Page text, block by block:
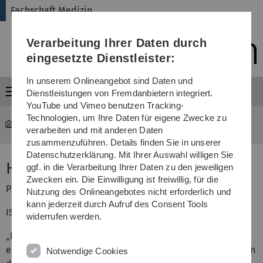
Direkt
Direkt
Direkt
(Sprache,
Drucken,
Media)
Direkt
Direkt
Fachschaft Medizin
Menü
...
Hautmann: Urologie
Preis: 34,95 €
ISBN-10: 3642011586
„Der Hautmann“ vom gleichnamigen, inzwischen
emeritierten, Ulmer Urologie Prof. erschien im Jahr 2010 in
Verarbeitung Ihrer Daten durch
eingesetzte Dienstleister:
In unserem Onlineangebot sind Daten und
Dienstleistungen von Fremdanbietern integriert.
YouTube und Vimeo benutzen Tracking-
Technologien, um Ihre Daten für eigene Zwecke zu
verarbeiten und mit anderen Daten
zusammenzuführen. Details finden Sie in unserer
Datenschutzerklärung. Mit Ihrer Auswahl willigen Sie
ggf. in die Verarbeitung Ihrer Daten zu den jeweiligen
Zwecken ein. Die Einwilligung ist freiwillig, für die
Nutzung des Onlineangebotes nicht erforderlich und
kann jederzeit durch Aufruf des Consent Tools
widerrufen werden.
Notwendige Cookies